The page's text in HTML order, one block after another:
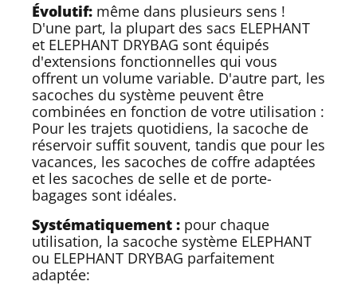
Évolutif: même dans plusieurs sens !
D'une part, la plupart des sacs ELEPHANT
et ELEPHANT DRYBAG sont équipés
d'extensions fonctionnelles qui vous
offrent un volume variable. D'autre part, les
sacoches du système peuvent être
combinées en fonction de votre utilisation :
Pour les trajets quotidiens, la sacoche de
réservoir suffit souvent, tandis que pour les
vacances, les sacoches de coffre adaptées
et les sacoches de selle et de porte-
bagages sont idéales.
Systématiquement : pour chaque
utilisation, la sacoche système ELEPHANT
ou ELEPHANT DRYBAG parfaitement
adaptée: